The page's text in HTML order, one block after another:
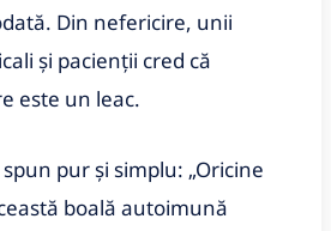
Din nefericire, unii
și pacienții cred că
este un leac.
pur și simplu: „Oricine
boală autoimună